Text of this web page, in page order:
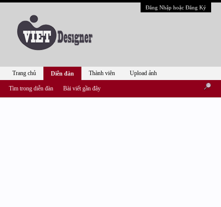
Đăng Nhập hoặc Đăng Ký
Trang chủ Diễn đàn
Tìm trong diễn đàn Bài viết gần đây
Thành viên Upload ảnh